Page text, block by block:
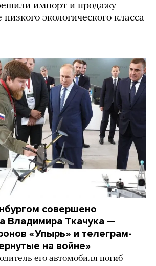
импорт и продажу
экологического класса
совершено
Владимира Ткачука —
«Упырь» и телеграм-
на войне»
его автомобиля погиб